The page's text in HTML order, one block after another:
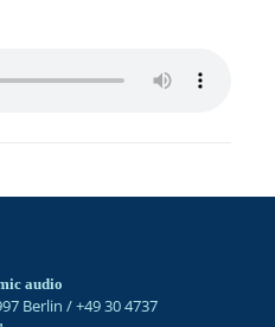
audio
Berlin / +49 30 4737